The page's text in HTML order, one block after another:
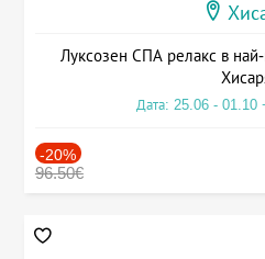
Луксозен СПА релакс в
Дата: 25.06 - 01.10
-20%
96.50€